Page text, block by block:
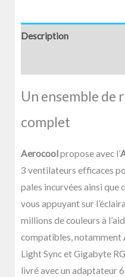
Description
Un ensemble
complet
Aerocoolpropose avec l’
3 ventilateurs efficaces
pales incurvées ainsi que
vous appuyant sur
millions de couleurs à
compatibles, notamment
Light Sync et Gigabyte
livré avec un adaptateur